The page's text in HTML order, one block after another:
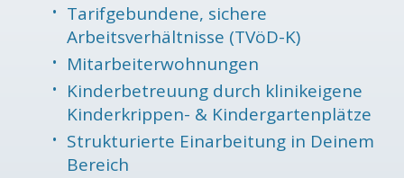
Tarifgebundene, sichere
Arbeitsverhältnisse (TVöD-K)
Mitarbeiterwohnungen
Kinderbetreuung durch klinikeigene
Kinderkrippen- & Kindergartenplätze
Strukturierte Einarbeitung in Deinem
Bereich